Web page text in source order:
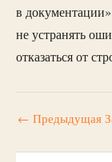
в
не устранять
отказаться от
← Предыдущая